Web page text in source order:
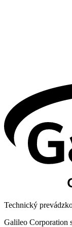
Technický
Galileo Corporation